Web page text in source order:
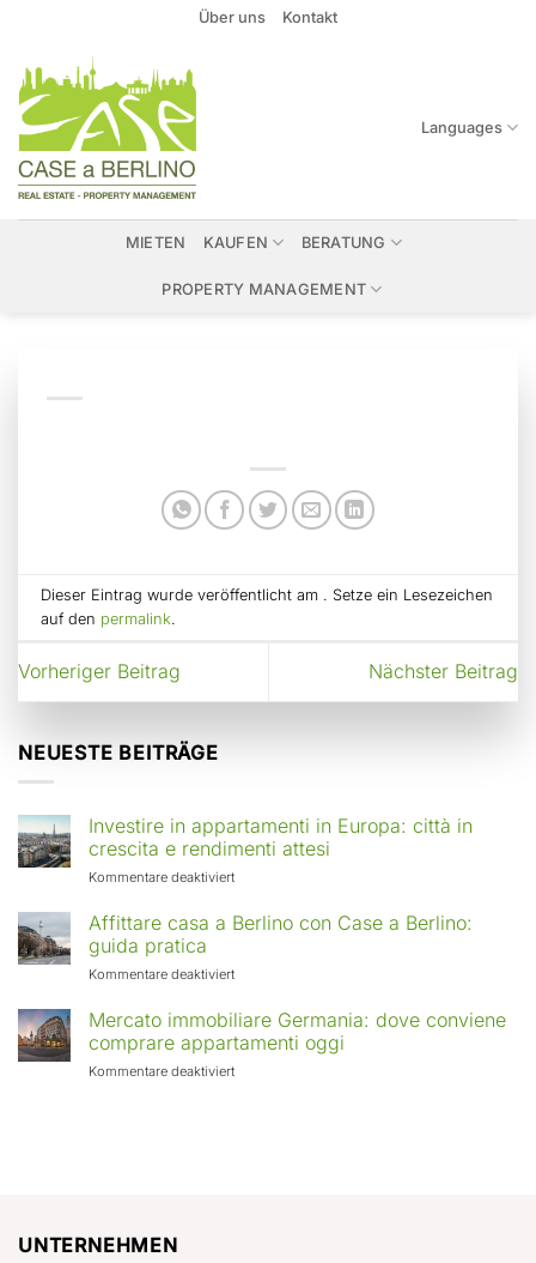
springen
Über uns Kontakt
Languages
MIETEN KAUFEN BERATUNG
PROPERTY MANAGEMENT
Dieser Eintrag wurde veröffentlicht am . Setze ein Lesezeichen
auf den permalink.
Vorheriger Beitrag Nächster Beitrag
NEUESTE BEITRÄGE
Investire in appartamenti in Europa: città in
crescita e rendimenti attesi
Kommentare deaktiviertfür
in
Europa:
in
crescita
rendimenti
Affittare casa a Berlino con Case a Berlino:
guida pratica
Kommentare deaktiviertfür
casa
a
Berlino
con
Mercato immobiliare Germania: dove conviene
comprare appartamenti oggi
Kommentare deaktiviertfür
UNTERNEHMEN